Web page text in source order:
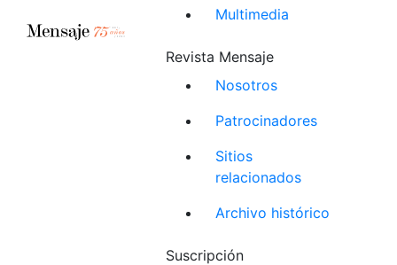
Multimedia
Revista Mensaje
Nosotros
Patrocinadores
Sitios
relacionados
Archivo histórico
Suscripción